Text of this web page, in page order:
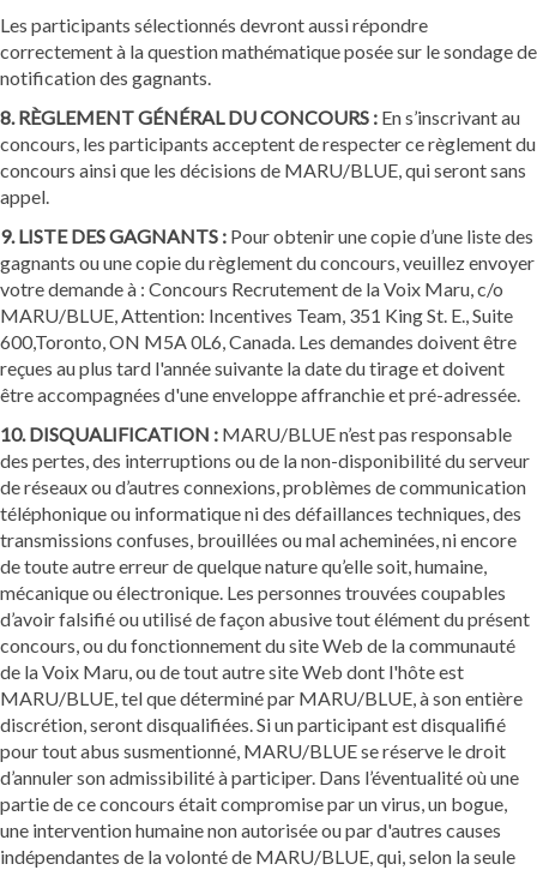
Les participants sélectionnés devront aussi répondre
correctement à la question mathématique posée sur le sondage de
notification des gagnants.
8. RÈGLEMENT GÉNÉRAL DU CONCOURS : En s’inscrivant au
concours, les participants acceptent de respecter ce règlement du
concours ainsi que les décisions de MARU/BLUE, qui seront sans
appel.
9. LISTE DES GAGNANTS : Pour obtenir une copie d’une liste des
gagnants ou une copie du règlement du concours, veuillez envoyer
votre demande à : Concours Recrutement de la Voix Maru, c/o
MARU/BLUE, Attention: Incentives Team, 351 King St. E., Suite
600,Toronto, ON M5A 0L6, Canada. Les demandes doivent être
reçues au plus tard l'année suivante la date du tirage et doivent
être accompagnées d'une enveloppe affranchie et pré-adressée.
10. DISQUALIFICATION : MARU/BLUE n’est pas responsable
des pertes, des interruptions ou de la non-disponibilité du serveur
de réseaux ou d’autres connexions, problèmes de communication
téléphonique ou informatique ni des défaillances techniques, des
transmissions confuses, brouillées ou mal acheminées, ni encore
de toute autre erreur de quelque nature qu’elle soit, humaine,
mécanique ou électronique. Les personnes trouvées coupables
d’avoir falsifié ou utilisé de façon abusive tout élément du présent
concours, ou du fonctionnement du site Web de la communauté
de la Voix Maru, ou de tout autre site Web dont l'hôte est
MARU/BLUE, tel que déterminé par MARU/BLUE, à son entière
discrétion, seront disqualifiées. Si un participant est disqualifié
pour tout abus susmentionné, MARU/BLUE se réserve le droit
d’annuler son admissibilité à participer. Dans l’éventualité où une
partie de ce concours était compromise par un virus, un bogue,
une intervention humaine non autorisée ou par d'autres causes
indépendantes de la volonté de MARU/BLUE, qui, selon la seule